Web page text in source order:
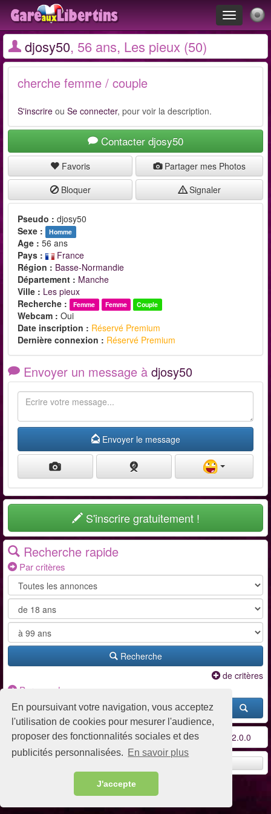
En poursuivant votre navigation, vous acceptez
l'utilisation de cookies pour mesurer l'audience,
proposer des fonctionnalités sociales et des
publicités personnalisées. En savoir plus
J'accepte
Toggle
navigation
djosy50, 56 ans, Les pieux (50)
cherche femme / couple
S'inscrire ou Se connecter, pour voir la description.
Contacter djosy50
Favoris
Partager mes Photos
Bloquer
Signaler
Pseudo : djosy50
Sexe :
Homme
Age : 56 ans
Pays :
France
Région : Basse-Normandie
Département : Manche
Ville : Les pieux
Recherche :
Femme Femme Couple
Webcam : Oui
Date inscription : Réservé Premium
Dernière connexion : Réservé Premium
Envoyer un message à djosy50
Envoyer le message
S'inscrire gratuitement !
Recherche rapide
Par critères
Recherche
de critères
Par pseudo
Conditions d'utilisation-Contact / FAQ-Partenaires v2.0.0